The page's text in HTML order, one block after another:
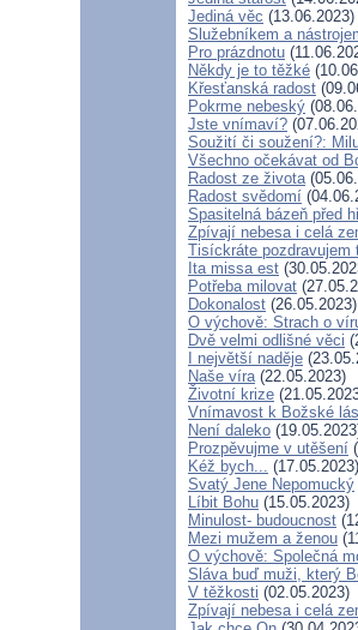
Jediná věc (13.06.2023)
Služebníkem a
Pro prázdnotu
Někdy je to těžké
Křesťanská radost
Pokrme nebeský
Jste vnímaví?
Soužití či soužení?:
Všechno očekávat od
Radost ze života
Radost svědomí
Spasitelná bázeň před
Zpívají nebesa i celá
Tisíckráte pozdravujem
Ita missa est
Potřeba milovat
Dokonalost (26.05.2023)
O výchově: Strach o
Dvě velmi odlišné věci
I největší naděje
Naše víra(22.05.2023)
Životní krize
Vnímavost k Božské
Není daleko
Prozpěvujme v utěšení
Kéž bych... (17.05.2023)
Svatý Jene Nepomucký
Líbit Bohu (15.05.2023)
Minulost- budoucnost
Mezi mužem a ženou
O výchově: Společná
Sláva buď muži, který
V těžkosti (02.05.2023)
Zpívají nebesa i celá